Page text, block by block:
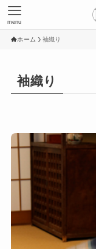
menu
ホーム 袖織り
袖織り